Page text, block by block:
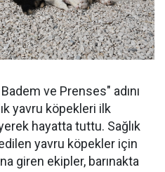
ve Prenses" adını
yavru köpekleri ilk
hayatta tuttu. Sağlık
yavru köpekler için
giren ekipler, barınakta